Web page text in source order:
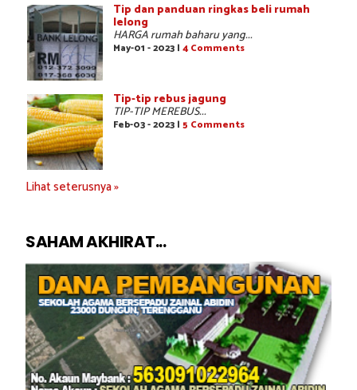
Tip dan panduan ringkas beli rumah
lelong
HARGA rumah baharu yang...
May-01 - 2023 | 4 Comments
Tip-tip rebus jagung
TIP-TIP MEREBUS...
Feb-03 - 2023 | 5 Comments
Lihat seterusnya »
SAHAM AKHIRAT...